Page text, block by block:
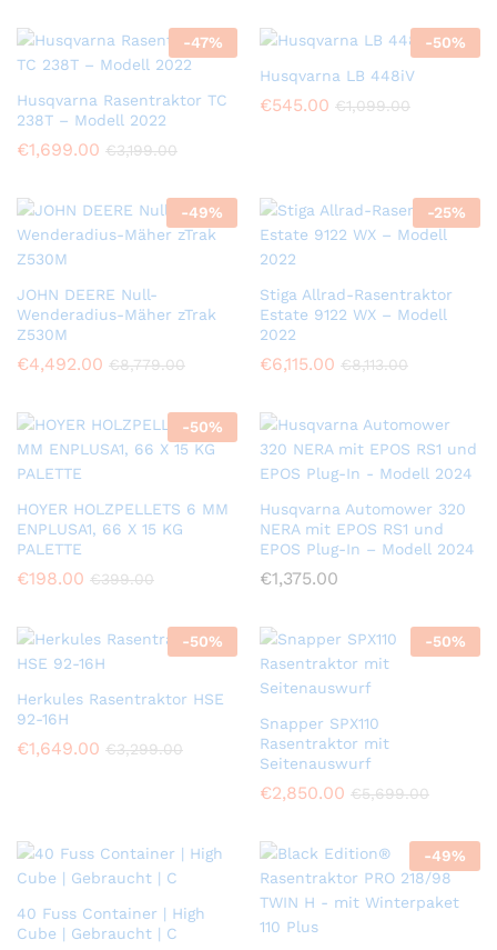
-47%
Husqvarna Rasentraktor TC
238T – Modell 2022
€1,699.00 €3,199.00
-50%
Husqvarna LB 448iV
€545.00 €1,099.00
-49%
JOHN DEERE Null-
Wenderadius-Mäher zTrak
Z530M
€4,492.00 €8,779.00
-25%
Stiga Allrad-Rasentraktor
Estate 9122 WX – Modell
2022
€6,115.00 €8,113.00
-50%
HOYER HOLZPELLETS 6 MM
ENPLUSA1, 66 X 15 KG
PALETTE
€198.00 €399.00
Husqvarna Automower 320
NERA mit EPOS RS1 und
EPOS Plug-In – Modell 2024
€1,375.00
-50%
Herkules Rasentraktor HSE
92-16H
€1,649.00 €3,299.00
-50%
Snapper SPX110
Rasentraktor mit
Seitenauswurf
€2,850.00 €5,699.00
40 Fuss Container | High
Cube | Gebraucht | C
-49%